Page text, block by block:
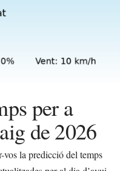
per a
de 2026
la predicció del temps